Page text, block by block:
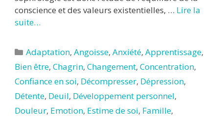
conscience et des valeurs existentielles, … Lire la
suite…
Catégories
Adaptation,Angoisse,Anxiété,Apprentissage,
Bien être, Chagrin, Changement, Concentration,
Confiance en soi, Décompresser, Dépression,
Détente, Deuil, Développement personnel,
Douleur, Emotion, Estime de soi, Famille,